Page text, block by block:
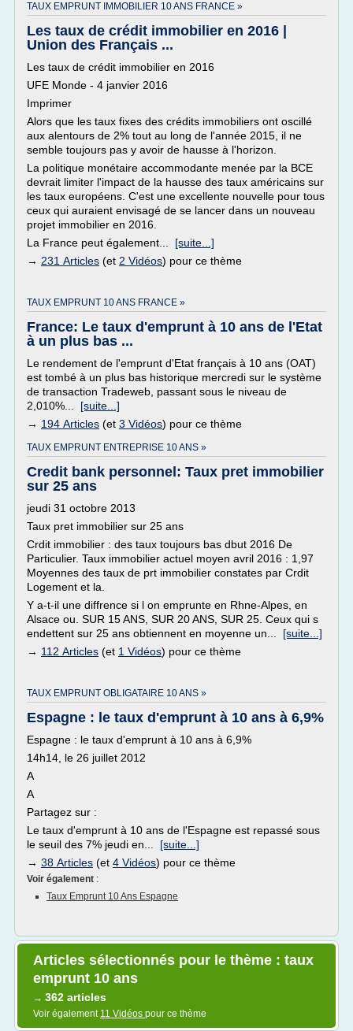
TAUX EMPRUNT IMMOBILIER 10 ANS FRANCE »
Les taux de crédit immobilier en 2016 |
Union des Français ...
Les taux de crédit immobilier en 2016
UFE Monde - 4 janvier 2016
Imprimer
Alors que les taux fixes des crédits immobiliers ont oscillé
aux alentours de 2% tout au long de l'année 2015, il ne
semble toujours pas y avoir de hausse à l'horizon.
La politique monétaire accommodante menée par la BCE
devrait limiter l'impact de la hausse des taux américains sur
les taux européens. C'est une excellente nouvelle pour tous
ceux qui auraient envisagé de se lancer dans un nouveau
projet immobilier en 2016.
La France peut également... [suite...]
→ 231 Articles (et 2 Vidéos) pour ce thème
TAUX EMPRUNT 10 ANS FRANCE »
France: Le taux d'emprunt à 10 ans de l'Etat
à un plus bas ...
Le rendement de l'emprunt d'Etat français à 10 ans (OAT)
est tombé à un plus bas historique mercredi sur le système
de transaction Tradeweb, passant sous le niveau de
2,010%... [suite...]
→ 194 Articles (et 3 Vidéos) pour ce thème
TAUX EMPRUNT ENTREPRISE 10 ANS »
Credit bank personnel: Taux pret immobilier
sur 25 ans
jeudi 31 octobre 2013
Taux pret immobilier sur 25 ans
Crdit immobilier : des taux toujours bas dbut 2016 De
Particulier. Taux immobilier actuel moyen avril 2016 : 1,97
Moyennes des taux de prt immobilier constates par Crdit
Logement et la.
Y a-t-il une diffrence si l on emprunte en Rhne-Alpes, en
Alsace ou. SUR 15 ANS, SUR 20 ANS, SUR 25. Ceux qui s
endettent sur 25 ans obtiennent en moyenne un... [suite...]
→ 112 Articles (et 1 Vidéos) pour ce thème
TAUX EMPRUNT OBLIGATAIRE 10 ANS »
Espagne : le taux d'emprunt à 10 ans à 6,9%
Espagne : le taux d'emprunt à 10 ans à 6,9%
14h14, le 26 juillet 2012
A
A
Partagez sur :
Le taux d'emprunt à 10 ans de l'Espagne est repassé sous
le seuil des 7% jeudi en... [suite...]
→ 38 Articles (et 4 Vidéos) pour ce thème
Voir également :
Taux Emprunt 10 Ans Espagne
Articles sélectionnés pour le thème : taux
emprunt 10 ans
→ 362 articles
Voir également 11 Vidéos pour ce thème